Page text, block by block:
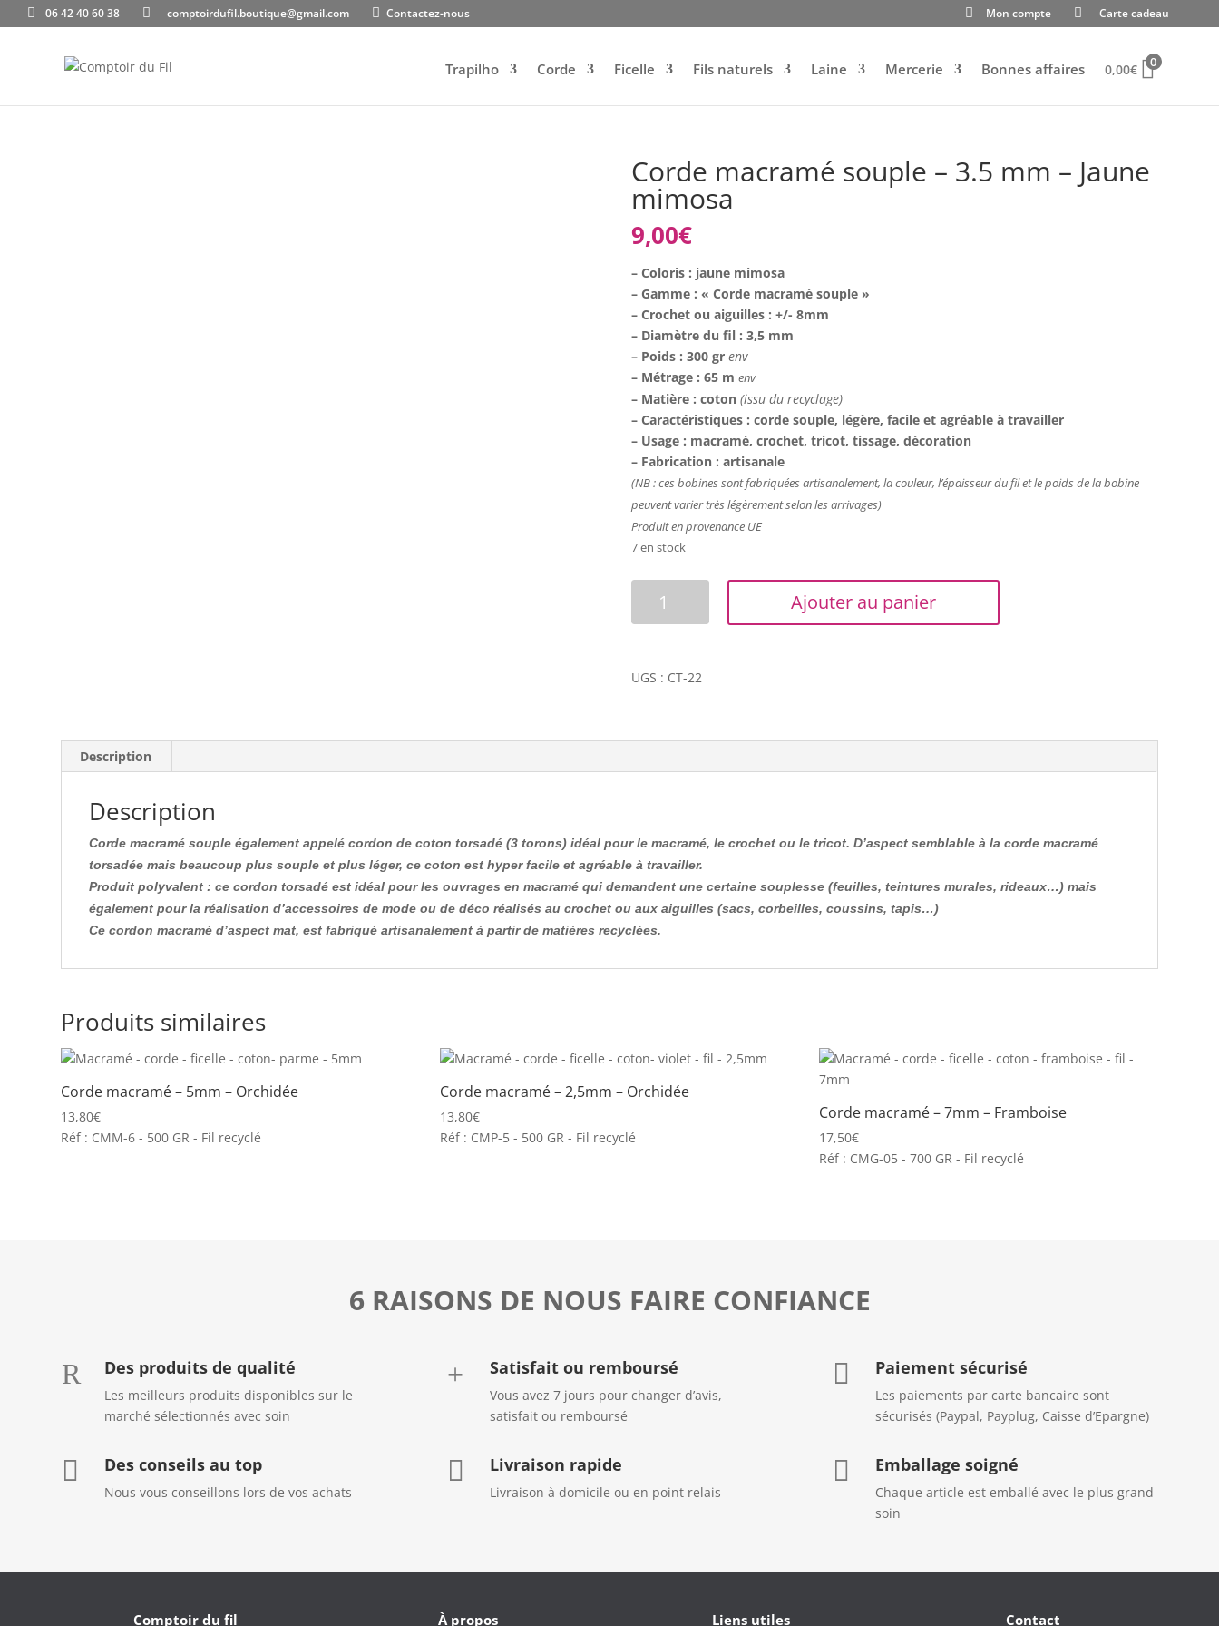
06 42 40 60 38 comptoirdufil.boutique@gmail.com Contactez-nous Carte cadeau
Mon compte
Trapilho Corde Ficelle Fils naturels Laine Mercerie Bonnes affaires 0,00€ 0
Corde macramé souple – 3.5 mm – Jaune
mimosa
9,00€
– Coloris : jaune mimosa
– Gamme : « Corde macramé souple »
– Crochet ou aiguilles : +/- 8mm
– Diamètre du fil : 3,5 mm
– Poids : 300 grenv
– Métrage : 65 menv
– Matière : coton (issu du recyclage)
– Caractéristiques : corde souple, légère, facile et agréable à travailler
– Usage : macramé, crochet, tricot, tissage, décoration
– Fabrication : artisanale
(NB : ces bobines sont fabriquées artisanalement, la couleur, l’épaisseur du fil et le poids de la bobine
peuvent varier très légèrement selon les arrivages)
Produit en provenance UE
7 en stock
souple
Jaune
Ajouter au panier
UGS : CT-22
Description
Description
Corde macramé souple également appelé cordon de coton torsadé (3 torons) idéal pour le macramé, le crochet ou le tricot. D’aspect semblable à la corde macramé
torsadée mais beaucoup plus souple et plus léger, ce coton est hyper facile et agréable à travailler.
Produit polyvalent : ce cordon torsadé est idéal pour les ouvrages en macramé qui demandent une certaine souplesse (feuilles, teintures murales, rideaux…) mais
également pour la réalisation d’accessoires de mode ou de déco réalisés au crochet ou aux aiguilles (sacs, corbeilles, coussins, tapis…)
Ce cordon macramé d’aspect mat, est fabriqué artisanalement à partir de matières recyclées.
Produits similaires
Corde macramé – 5mm – Orchidée
13,80€
Réf : CMM-6 - 500 GR - Fil recyclé
Corde macramé – 2,5mm – Orchidée
13,80€
Réf : CMP-5 - 500 GR - Fil recyclé
Corde macramé – 7mm – Framboise
17,50€
Réf : CMG-05 - 700 GR - Fil recyclé
6 RAISONS DE NOUS FAIRE CONFIANCE
R Des produits de qualité
Les meilleurs produits disponibles sur le
marché sélectionnés avec soin
 Des conseils au top
Nous vous conseillons lors de vos achats
+ Satisfait ou remboursé
Vous avez 7 jours pour changer d’avis,
satisfait ou remboursé
 Livraison rapide
Livraison à domicile ou en point relais
 Paiement sécurisé
Les paiements par carte bancaire sont
sécurisés (Paypal, Payplug, Caisse d’Epargne)
 Emballage soigné
Chaque article est emballé avec le plus grand
soin
Comptoir du fil À propos Liens utiles Contact